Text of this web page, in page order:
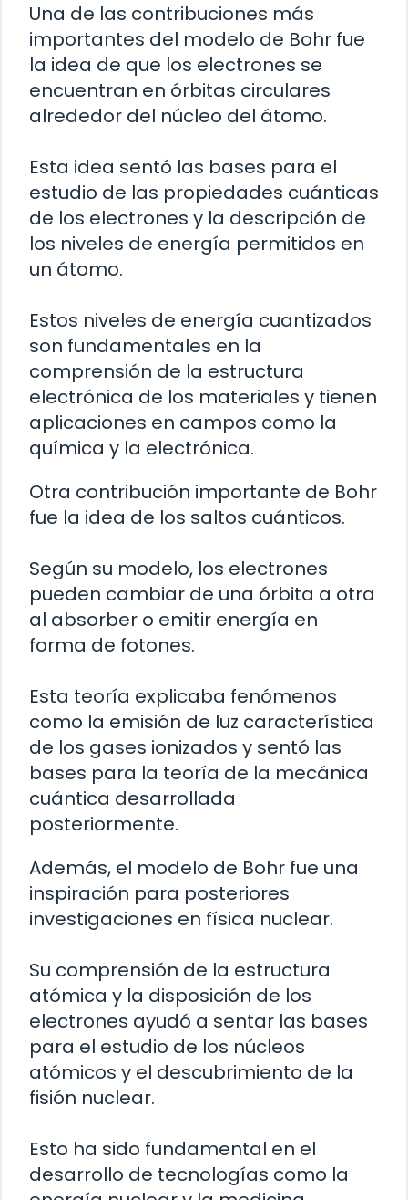
Una de las contribuciones más
importantes del modelo de Bohr fue
la idea de que los electrones se
encuentran en órbitas circulares
alrededor del núcleo del átomo.
Esta idea sentó las bases para el
estudio de las propiedades cuánticas
de los electrones y la descripción de
los niveles de energía permitidos en
un átomo.
Estos niveles de energía cuantizados
son fundamentales en la
comprensión de la estructura
electrónica de los materiales y tienen
aplicaciones en campos como la
química y la electrónica.
Otra contribución importante de Bohr
fue la idea de los saltos cuánticos.
Según su modelo, los electrones
pueden cambiar de una órbita a otra
al absorber o emitir energía en
forma de fotones.
Esta teoría explicaba fenómenos
como la emisión de luz característica
de los gases ionizados y sentó las
bases para la teoría de la mecánica
cuántica desarrollada
posteriormente.
Además, el modelo de Bohr fue una
inspiración para posteriores
investigaciones en física nuclear.
Su comprensión de la estructura
atómica y la disposición de los
electrones ayudó a sentar las bases
para el estudio de los núcleos
atómicos y el descubrimiento de la
fisión nuclear.
Esto ha sido fundamental en el
desarrollo de tecnologías como la